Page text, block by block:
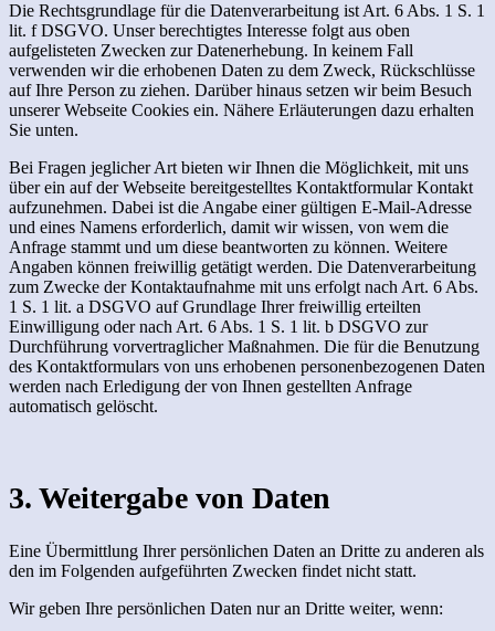
Die Rechtsgrundlage für die Datenverarbeitung ist Art. 6 Abs. 1 S. 1
lit. f DSGVO. Unser berechtigtes Interesse folgt aus oben
aufgelisteten Zwecken zur Datenerhebung. In keinem Fall
verwenden wir die erhobenen Daten zu dem Zweck, Rückschlüsse
auf Ihre Person zu ziehen. Darüber hinaus setzen wir beim Besuch
unserer Webseite Cookies ein. Nähere Erläuterungen dazu erhalten
Sie unten.
Bei Fragen jeglicher Art bieten wir Ihnen die Möglichkeit, mit uns
über ein auf der Webseite bereitgestelltes Kontaktformular Kontakt
aufzunehmen. Dabei ist die Angabe einer gültigen E-Mail-Adresse
und eines Namens erforderlich, damit wir wissen, von wem die
Anfrage stammt und um diese beantworten zu können. Weitere
Angaben können freiwillig getätigt werden. Die Datenverarbeitung
zum Zwecke der Kontaktaufnahme mit uns erfolgt nach Art. 6 Abs.
1 S. 1 lit. a DSGVO auf Grundlage Ihrer freiwillig erteilten
Einwilligung oder nach Art. 6 Abs. 1 S. 1 lit. b DSGVO zur
Durchführung vorvertraglicher Maßnahmen. Die für die Benutzung
des Kontaktformulars von uns erhobenen personenbezogenen Daten
werden nach Erledigung der von Ihnen gestellten Anfrage
automatisch gelöscht.
3. Weitergabe von Daten
Eine Übermittlung Ihrer persönlichen Daten an Dritte zu anderen als
den im Folgenden aufgeführten Zwecken findet nicht statt.
Wir geben Ihre persönlichen Daten nur an Dritte weiter, wenn: